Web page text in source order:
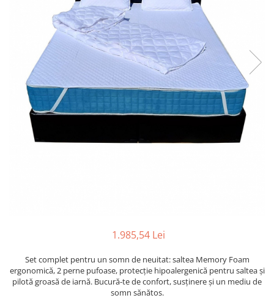
1.985,54 Lei
Set complet pentru un somn de neuitat: saltea Memory Foam
ergonomică, 2 perne pufoase, protecție hipoalergenică pentru saltea și
pilotă groasă de iarnă. Bucură-te de confort, susținere și un mediu de
somn sănătos.